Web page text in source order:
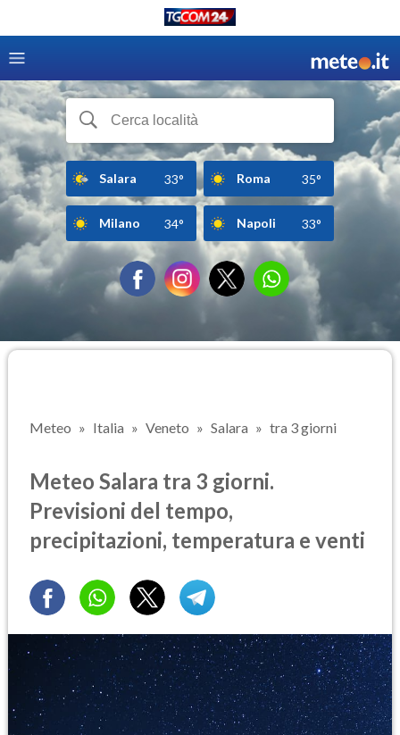
Salara 33° Roma 35°
Milano 34° Napoli 33°
Meteo Italia Veneto Salara tra 3 giorni
Meteo Salara tra 3 giorni.
Previsioni del tempo,
precipitazioni, temperatura e venti